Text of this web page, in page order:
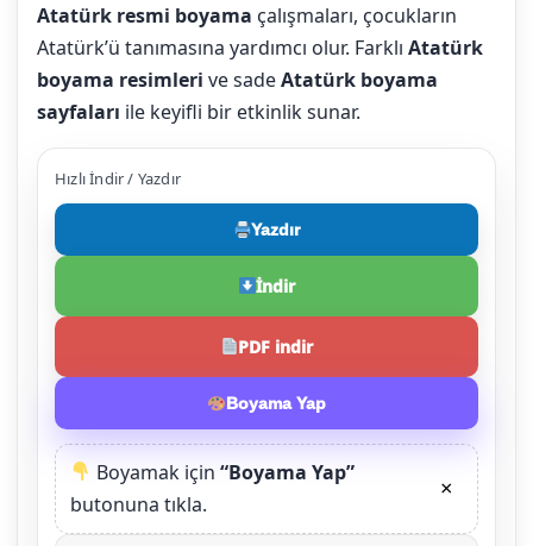
Atatürk resmi boyama çalışmaları, çocukların
Atatürk’ü tanımasına yardımcı olur. Farklı Atatürk
boyama resimleri ve sadeAtatürk boyama
sayfaları ile keyifli bir etkinlik sunar.
Hızlı İndir / Yazdır
Yazdır
İndir
PDF indir
Boyama Yap
Boyamak için“Boyama Yap”
butonuna tıkla.
×